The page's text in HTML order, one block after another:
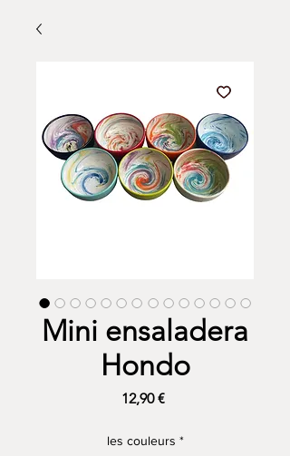
Mini ensaladera
Hondo
12,90 €Precio
les couleurs *